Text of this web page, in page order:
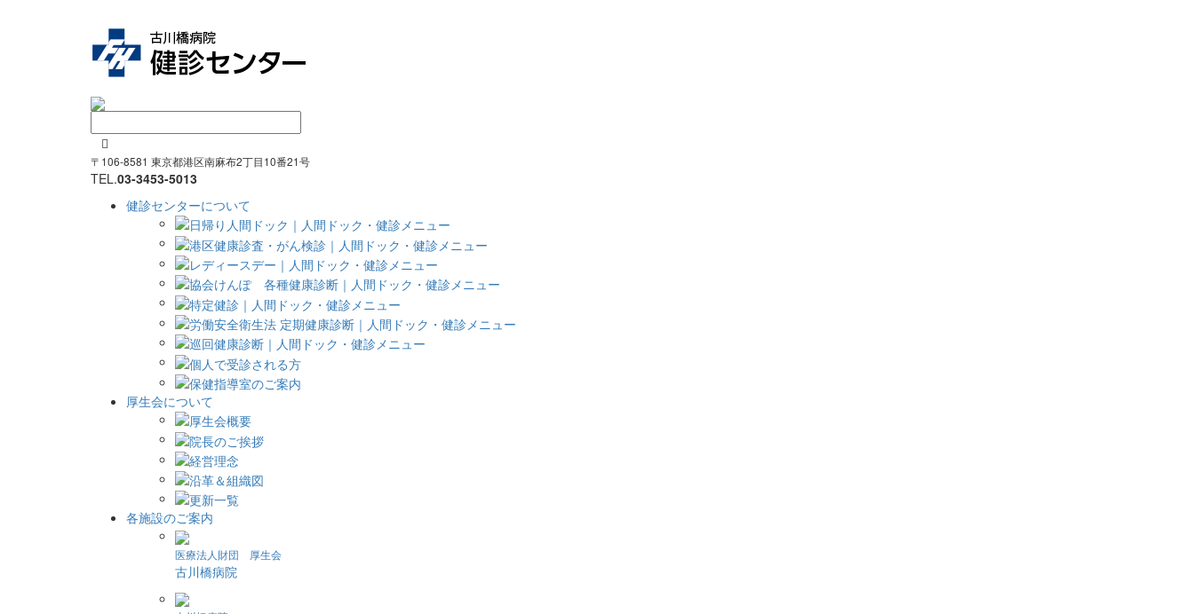

〒106-8581 東京都港区南麻布2丁目10番21号
TEL.03-3453-5013
健診センターについて
厚生会について
各施設のご案内
医療法人財団 厚生会
古川橋病院